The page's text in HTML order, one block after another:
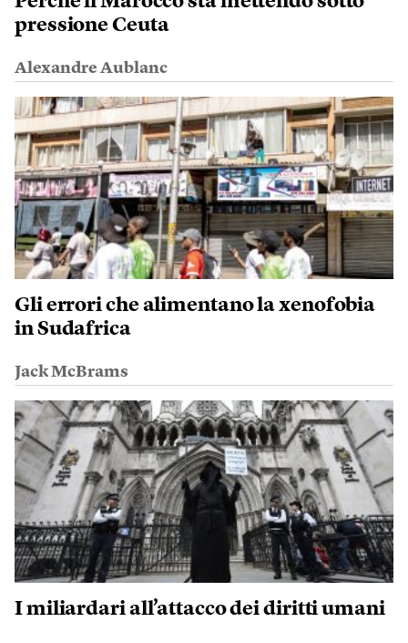
pressione Ceuta
Alexandre Aublanc
Gli errori che alimentano la xenofobia
in Sudafrica
Jack McBrams
I miliardari all’attacco dei diritti umani